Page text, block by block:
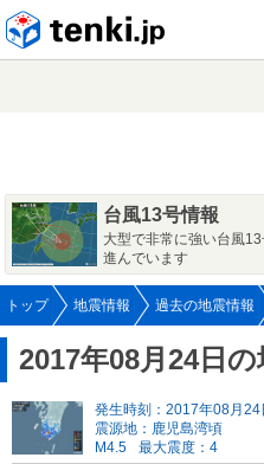
台風13号情報
大型で非常に強い台風
進んでいます
トップ 地震情報 過去の地震情報
2017年08月24日の
発生時刻：2017年08月
震源地：鹿児島湾頃
M4.5
最大震度：4